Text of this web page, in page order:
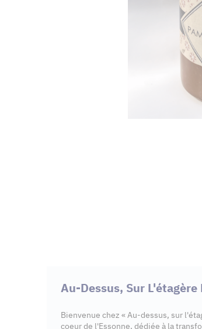
Au-Dessus, Sur L'étagère
Bienvenue chez « Au-dessus, sur
coeur de l'Essonne, dédiée à la